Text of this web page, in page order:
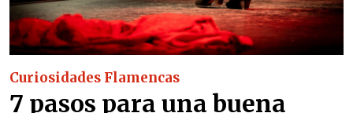
Curiosidades Flamencas
7 pasos para una buena